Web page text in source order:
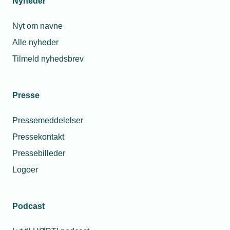
Nyt om navne
Alle nyheder
Tilmeld nyhedsbrev
Presse
Pressemeddelelser
Pressekontakt
Pressebilleder
Logoer
Podcast
Relaterede nyheder
En fremtid med installatøren i centrum